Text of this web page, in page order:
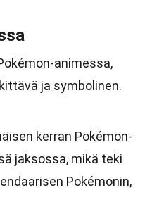
animessa,
ja symbolinen.
kerran Pokémon-
jaksossa, mikä teki
Pokémonin,